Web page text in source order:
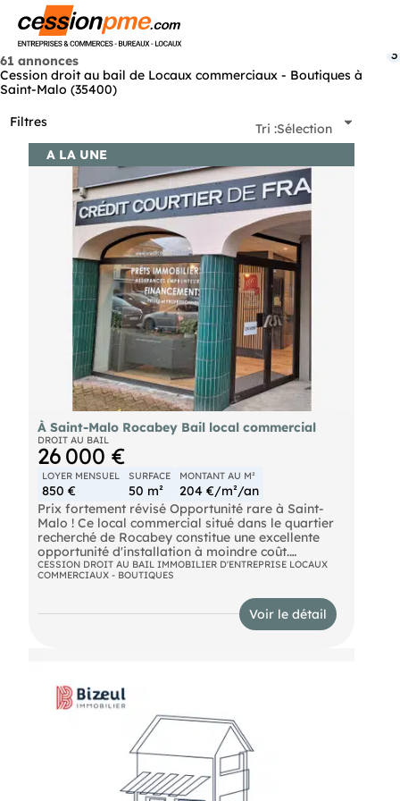
61 annonces
Cession droit au bail de Locaux commerciaux - Boutiques à
Saint-Malo (35400)
Filtres
3
Tri :Sélection
A LA UNE
À Saint-Malo Rocabey Bail local commercial
DROIT AU BAIL
26 000 €
LOYER MENSUEL
850 €
SURFACE
50 m²
MONTANT AU M²
204 €/m²/an
Prix fortement révisé Opportunité rare à Saint-
Malo ! Ce local commercial situé dans le quartier
recherché de Rocabey constitue une excellente
opportunité d'installation à moindre coût.
=>Emplacement : Avenue passante Vitrine sur rue
(2,50 m) Quartier dynamique => Local : Surface :
m²) Couloir avec salle d’attente 1 pièce lumineuse
au fond (bureau / détente) Cuisine encastrée
à exploiter Pour plus d’informations ou organiser
une visite, merci de me contacter.
CESSION DROIT AU BAIL IMMOBILIER D'ENTREPRISE LOCAUX
COMMERCIAUX - BOUTIQUES
Voir le détail